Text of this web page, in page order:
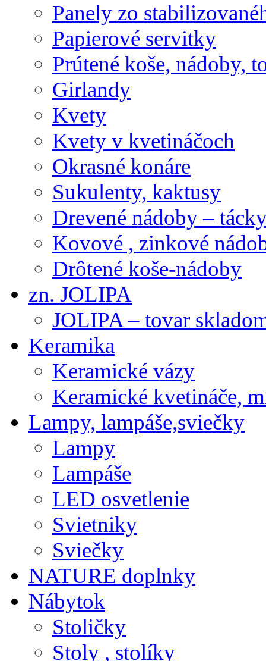
Panely zo
Papierové servitky
Prútené koše, nádoby,
Girlandy
Kvety
Kvety v kvetináčoch
Okrasné konáre
Sukulenty, kaktusy
Drevené nádoby –
Kovové , zinkové
Drôtené koše-nádoby
zn. JOLIPA
JOLIPA – tovar
Keramika
Keramické vázy
Keramické kvetináče,
Lampy, lampáše,sviečky
Lampy
Lampáše
LED osvetlenie
Svietniky
Sviečky
NATURE doplnky
Nábytok
Stoličky
Stoly , stolíky